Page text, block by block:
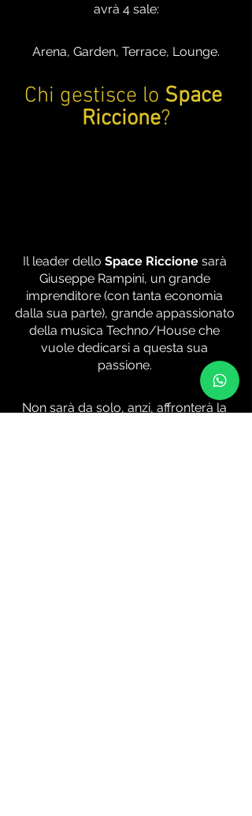
avrà 4 sale:
Arena, Garden, Terrace, Lounge.
Chi gestisce lo Space
Riccione?
Il leader dello Space Riccione sarà
Giuseppe Rampini, un grande
imprenditore (con tanta economia
dalla sua parte), grande appassionato
della musica Techno/House che
vuole dedicarsi a questa sua
passione.
Non sarà da solo, anzi, affronterà la